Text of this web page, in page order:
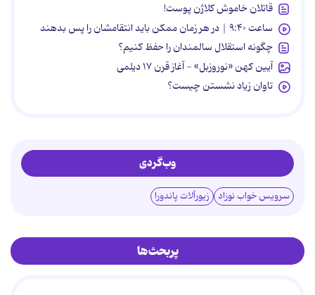
قاتلان خاموش کلاژن پوست!
ساعت ۹:۴۰ | در هر زمان ممکن باید انتقامشان را پس بدهند
چگونه استقلال سالمندان را حفظ کنیم؟
آیین کهن «نوروزبل» - آغاز قرن ۱۷ دیلمی
تاوان زیاد نشستن چیست؟
وب‌گردی
سرویس خواب نوزاد زیورآلات پاندورا
پربحث‌ها